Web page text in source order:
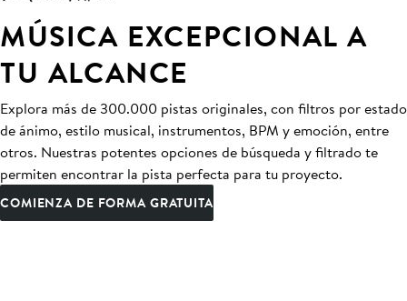
MÚSICA EXCEPCIONAL A
TU ALCANCE
Explora más de 300.000 pistas originales, con filtros por estado
de ánimo, estilo musical, instrumentos, BPM y emoción, entre
otros. Nuestras potentes opciones de búsqueda y filtrado te
permiten encontrar la pista perfecta para tu proyecto.
COMIENZA DE FORMA GRATUITA